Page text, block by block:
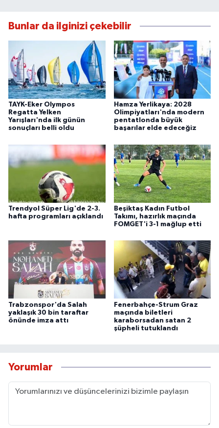
Bunlar da ilginizi çekebilir
TAYK-Eker Olympos
Regatta Yelken
Yarışları'nda ilk günün
sonuçları belli oldu
Hamza Yerlikaya: 2028
Olimpiyatları'nda modern
pentatlonda büyük
başarılar elde edeceğiz
Trendyol Süper Lig'de 2-3.
hafta programları açıklandı
Beşiktaş Kadın Futbol
Takımı, hazırlık maçında
FOMGET'i 3-1 mağlup etti
Trabzonspor'da Salah
yaklaşık 30 bin taraftar
önünde imza attı
Fenerbahçe-Strum Graz
maçında biletleri
karaborsadan satan 2
şüpheli tutuklandı
Yorumlar